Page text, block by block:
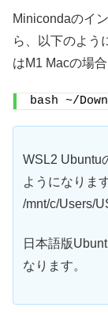
Minicondaのイ
ら、以下のよう
はM1 Macの場
bash ~/
WSL2 Ubuntu
ようになります
/mnt/c/Users/
日本語版
なります。